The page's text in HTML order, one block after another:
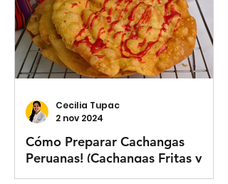
Cómo Preparar Cachangas
Peruanas! (Cachangas Fritas y
con Queso)
Cecilia Tupac
2 nov 2024